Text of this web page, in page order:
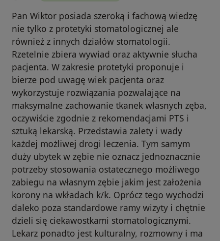
Pan Wiktor posiada szeroką i fachową wiedzę
nie tylko z protetyki stomatologicznej ale
również z innych działów stomatologii.
Rzetelnie zbiera wywiad oraz aktywnie słucha
pacjenta. W zakresie protetyki proponuje i
bierze pod uwagę wiek pacjenta oraz
wykorzystuje rozwiązania pozwalające na
maksymalne zachowanie tkanek własnych zęba,
oczywiście zgodnie z rekomendacjami PTS i
sztuką lekarską. Przedstawia zalety i wady
każdej możliwej drogi leczenia. Tym samym
duży ubytek w zębie nie oznacz jednoznacznie
potrzeby stosowania ostatecznego możliwego
zabiegu na własnym zębie jakim jest założenia
korony na wkładach k/k. Oprócz tego wychodzi
daleko poza standardowe ramy wizyty i chętnie
dzieli się ciekawostkami stomatologicznymi.
Lekarz ponadto jest kulturalny, rozmowny i ma